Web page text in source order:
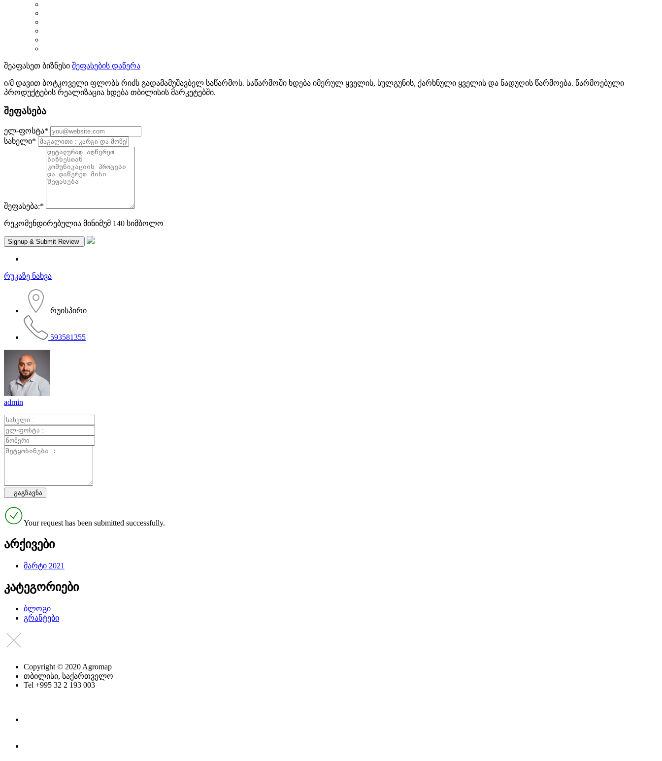
შეაფასეთ ბიზნესი შეფასების დაწერა
ი/მ დავით ბოტკოველი ფლობს რიძს გადამამუშავბელ საწარმოს. საწარმოში ხდება იმერულ ყველის, სულგუნის, ქარხნული ყველის და ნადუღის წარმოება. წარმოებული
პროდუქტების რეალიზაცია ხდება თბილისის მარკეტებში.
შეფასება
ელ-ფოსტა*
სახელი*
შეფასება:*
რეკომენდირებულია მინიმუმ 140 სიმბოლო
რუკაზე ნახვა
რუისპირი
593581355
admin
Your request has been submitted successfully.
არქივები
მარტი 2021
კატეგორიები
ბლოგი
გრანტები
Copyright © 2020 Agromap
თბილისი, საქართველო
Tel +995 32 2 193 003